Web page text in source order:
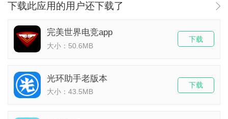
下载此应用的用户还下载了
完美世界电竞app
大小：50.6MB
下载
光环助手老版本
大小：43.5MB
下载